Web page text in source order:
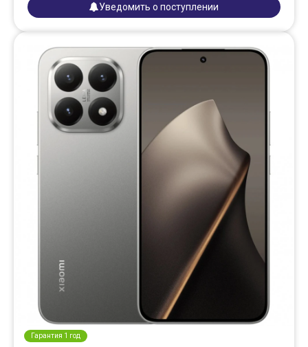
Уведомить о поступлении
Гарантия 1 год